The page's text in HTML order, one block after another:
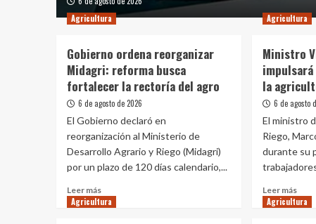
Agricultura
Gobierno ordena reorganizar
Midagri: reforma busca
fortalecer la rectoría del agro
6 de agosto de 2026
El Gobierno declaró en
reorganización al Ministerio de
Desarrollo Agrario y Riego (Midagri)
por un plazo de 120 días calendario,...
Leer másLeer
más
Agricultura
Ministro
la
6 de agosto
El ministro
Riego,
durante su
Leer más
más
Agricultura Agricultura